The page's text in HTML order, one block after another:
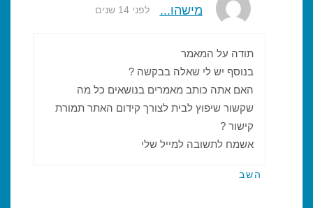
מישהו... לפני 14 שנים
תודה על המאמר
בנוסף יש לי שאלה בבקשה ?
האם אתה כותב מאמרים בנושאים כל מה
שקשור שיפוץ לבית לצורך קידום האתר תמורת
קישור ?
אשמח לתשובה למייל שלי
השב